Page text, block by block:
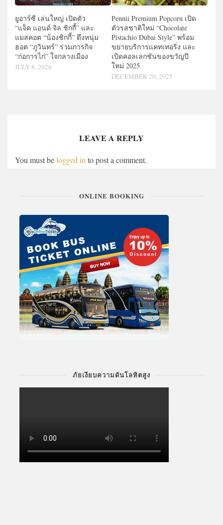
ยูอาร์ซี เล่นใหญ่ เปิดตัว
“แจ็ค แอนด์ จิล ชิกกี้” และ
แมสคอต “น้องชิกกี้” ดึงหนุ่ม
ฮอต “ภูวินทร์” ร่วมภารกิจ
“ก่อการไก่” ใจกลางเมือง
JULY 8, 2026
Pennii Premium Popcorn เปิด
ตัวรสชาติใหม่ “Chocolate
Pistachio Dubai Style” พร้อม
ขยายบริการแคทเทอริ่ง และ
เปิดคอลเลกชันของขวัญปี
ใหม่ 2025
DECEMBER 20, 2025
LEAVE A REPLY
You must belogged in to post a comment.
ONLINE BOOKING
ภัยเงียบความดันโลหิตสูง